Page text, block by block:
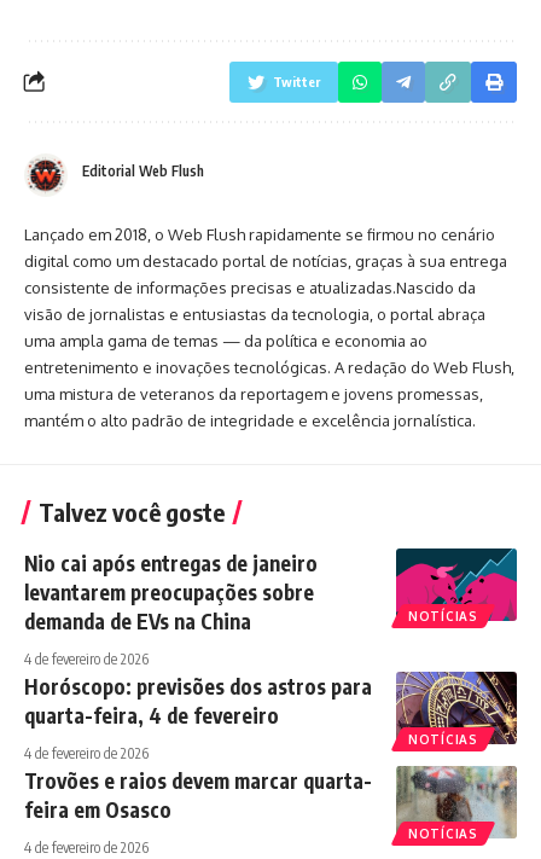
Twitter
Editorial Web Flush
Lançado em 2018, o Web Flush rapidamente se firmou no cenário
digital como um destacado portal de notícias, graças à sua entrega
consistente de informações precisas e atualizadas.Nascido da
visão de jornalistas e entusiastas da tecnologia, o portal abraça
uma ampla gama de temas — da política e economia ao
entretenimento e inovações tecnológicas. A redação do Web Flush,
uma mistura de veteranos da reportagem e jovens promessas,
mantém o alto padrão de integridade e excelência jornalística.
Talvez você goste
NOTÍCIAS
Nio cai após entregas de janeiro
levantarem preocupações sobre
demanda de EVs na China
4 de fevereiro de 2026
NOTÍCIAS
Horóscopo: previsões dos astros para
quarta-feira, 4 de fevereiro
4 de fevereiro de 2026
NOTÍCIAS
Trovões e raios devem marcar quarta-
feira em Osasco
4 de fevereiro de 2026